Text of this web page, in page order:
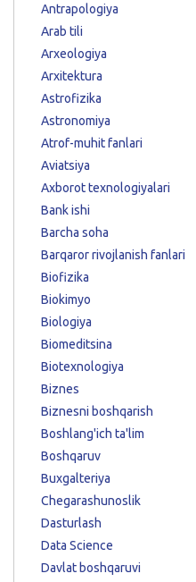
Antrapologiya
Arab tili
Arxeologiya
Arxitektura
Astrofizika
Astronomiya
Atrof-muhit fanlari
Aviatsiya
Axborot texnologiyalari
Bank ishi
Barcha soha
Barqaror rivojlanish fanlari
Biofizika
Biokimyo
Biologiya
Biomeditsina
Biotexnologiya
Biznes
Biznesni boshqarish
Boshlang'ich ta'lim
Boshqaruv
Buxgalteriya
Chegarashunoslik
Dasturlash
Data Science
Davlat boshqaruvi